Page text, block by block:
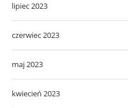
lipiec 2023
czerwiec 2023
maj 2023
kwiecień 2023